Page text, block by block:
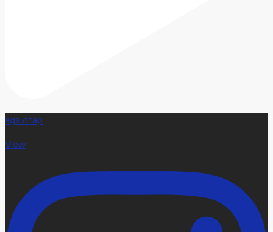
agalotap
View